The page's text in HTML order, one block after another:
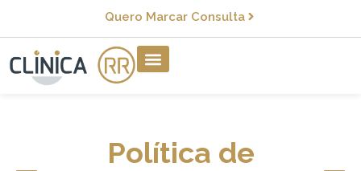
Quero Marcar Consulta
Política de